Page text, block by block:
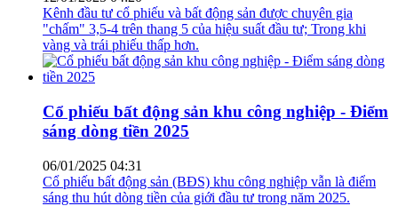
Kênh đầu tư cổ phiếu và bất động sản được chuyên gia
"chấm" 3,5-4 trên thang 5 của hiệu suất đầu tư; Trong khi
vàng và trái phiếu thấp hơn.
Cổ phiếu bất động sản khu công nghiệp - Điểm
sáng dòng tiền 2025
06/01/2025 04:31
Cổ phiếu bất động sản (BĐS) khu công nghiệp vẫn là điểm
sáng thu hút dòng tiền của giới đầu tư trong năm 2025.